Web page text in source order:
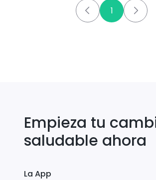
1
Empieza tu
saludable ahora
La App